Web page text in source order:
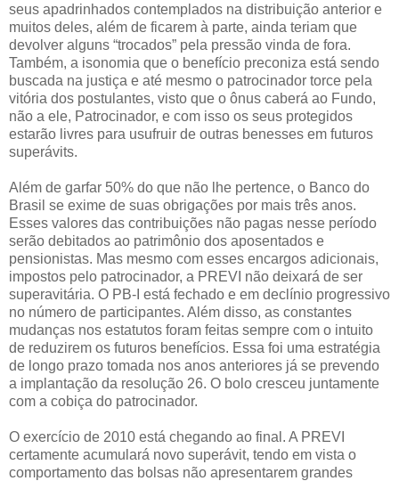
seus apadrinhados contemplados na distribuição anterior e
muitos deles, além de ficarem à parte, ainda teriam que
devolver alguns “trocados” pela pressão vinda de fora.
Também, a isonomia que o benefício preconiza está sendo
buscada na justiça e até mesmo o patrocinador torce pela
vitória dos postulantes, visto que o ônus caberá ao Fundo,
não a ele, Patrocinador, e com isso os seus protegidos
estarão livres para usufruir de outras benesses em futuros
superávits.
Além de garfar 50% do que não lhe pertence, o Banco do
Brasil se exime de suas obrigações por mais três anos.
Esses valores das contribuições não pagas nesse período
serão debitados ao patrimônio dos aposentados e
pensionistas. Mas mesmo com esses encargos adicionais,
impostos pelo patrocinador, a PREVI não deixará de ser
superavitária. O PB-I está fechado e em declínio progressivo
no número de participantes. Além disso, as constantes
mudanças nos estatutos foram feitas sempre com o intuito
de reduzirem os futuros benefícios. Essa foi uma estratégia
de longo prazo tomada nos anos anteriores já se prevendo
a implantação da resolução 26. O bolo cresceu juntamente
com a cobiça do patrocinador.
O exercício de 2010 está chegando ao final. A PREVI
certamente acumulará novo superávit, tendo em vista o
comportamento das bolsas não apresentarem grandes